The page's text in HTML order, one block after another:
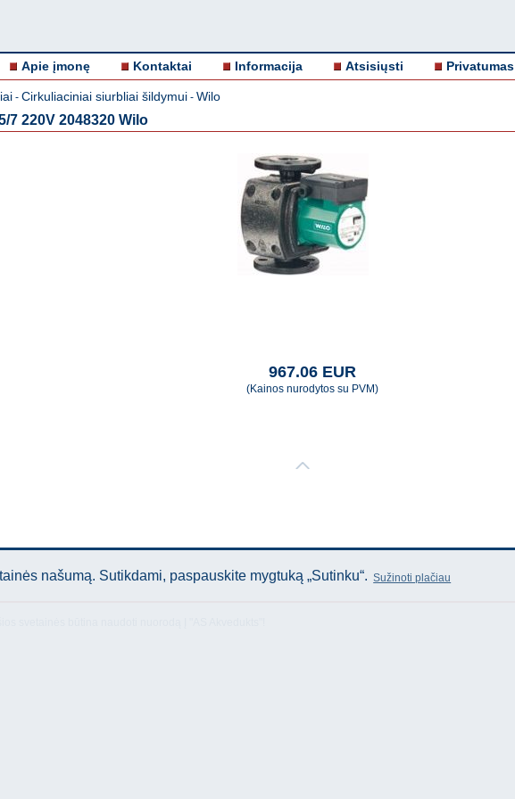
Apie įmonę Kontaktai Informacija Atsisiųsti Privatumas
- Cirkuliaciniai siurbliai šildymui - Wilo
7 220V 2048320 Wilo
967.06 EUR
(Kainos nurodytos su PVM)
našumą. Sutikdami, paspauskite mygtuką „Sutinku“. Sužinoti plačiau